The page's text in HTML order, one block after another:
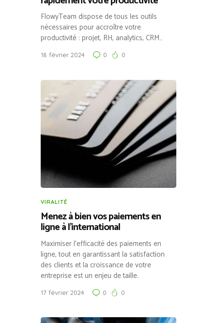
FlowyTeam dispose de tous les outils
nécessaires pour accroître votre
productivité : projet, RH, analytics, CRM…
18 février 2024 0 0
VIRALITÉ
Menez à bien vos paiements en
ligne à l’international
Maximiser l’efficacité des paiements en
ligne, tout en garantissant la satisfaction
des clients et la croissance de votre
entreprise est un enjeu de taille.
17 février 2024 0 0